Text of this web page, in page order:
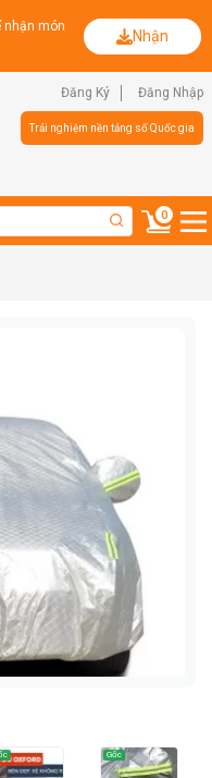
nhận món
Nhận
Đăng Ký Đăng Nhập
Trải nghiệm nền tảng số Quốc gia
0